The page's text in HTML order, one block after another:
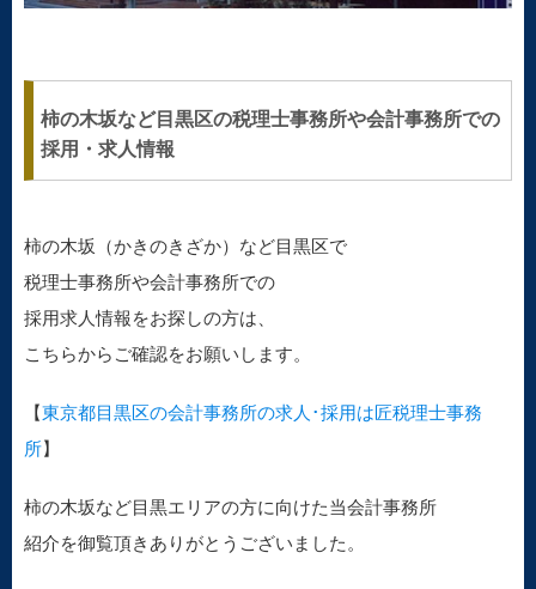
柿の木坂など目黒区の税理士事務所や会計事務所での
採用・求人情報
柿の木坂（かきのきざか）など目黒区で
税理士事務所や会計事務所での
採用求人情報をお探しの方は、
こちらからご確認をお願いします。
【東京都目黒区の会計事務所の求人･採用は匠税理士事務
所】
柿の木坂など目黒エリアの方に向けた当会計事務所
紹介を御覧頂きありがとうございました。